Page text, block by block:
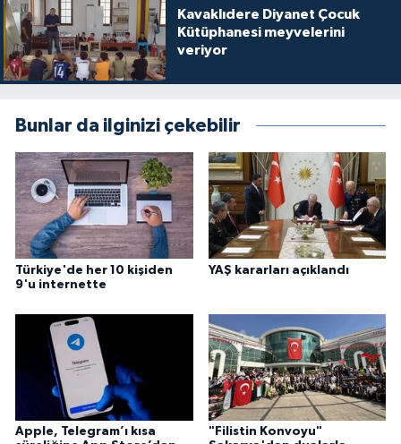
Kavaklıdere Diyanet Çocuk
Kütüphanesi meyvelerini
veriyor
Bunlar da ilginizi çekebilir
Türkiye'de her 10 kişiden
9'u internette
YAŞ kararları açıklandı
Apple, Telegram’ı kısa
"Filistin Konvoyu"
Giresun Müftülüğü
Gümüşhane Müftülüğü
Hatay Müftülüğü
Iğdır Müftülüğü
Isparta Müftülüğü
İstanbul Müftülüğü
İzmir Müftülüğü
Kahramanmaraş Müftülüğü
Karabük Müftülüğü